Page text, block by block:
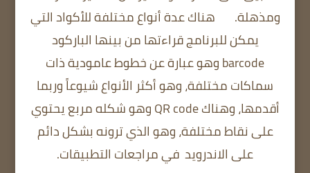
ومذهلة.
هناك عدة أنواع مختلفة للأكواد التي
يمكن للبرنامج قراءتها من بينها الباركود
barcode وهو عبارة عن خطوط عامودية ذات
سماكات مختلفة، وهو أكثر الأنواع شيوعاً وربما
أقدمها، وهناك QR code وهو شكله مربع يحتوي
على نقاط مختلفة، وهو الذي ترونه بشكل دائم
على الاندرويد في مراجعات التطبيقات.